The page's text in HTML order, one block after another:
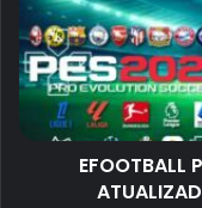
EFOOTBALL